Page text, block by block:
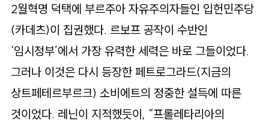
2월혁명 덕택에 부르주아 자유주의자들인 입헌민주당
(카데츠)이 집권했다. 르보프 공작이 수반인
‘임시정부’에서 가장 유력한 세력은 바로 그들이었다.
그러나 이것은 다시 등장한 페트로그라드(지금의
상트페테르부르크) 소비에트의 정중한 설득에 따른
것이었다. 레닌이 지적했듯이, “프롤레타리아의